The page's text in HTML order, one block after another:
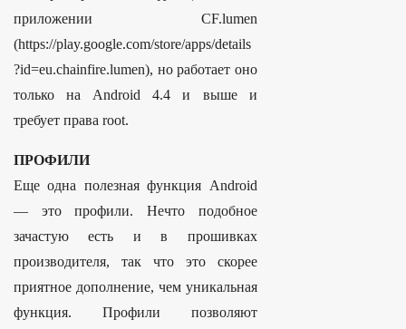
приложении CF.lumen
(https://play.google.com/store/apps/details
?id=eu.chainfire.lumen), но работает оно
только на Android 4.4 и выше и
требует права root.
ПРОФИЛИ
Еще одна полезная функция Android
— это профили. Нечто подобное
зачастую есть и в прошивках
производителя, так что это скорее
приятное дополнение, чем уникальная
функция. Профили позволяют